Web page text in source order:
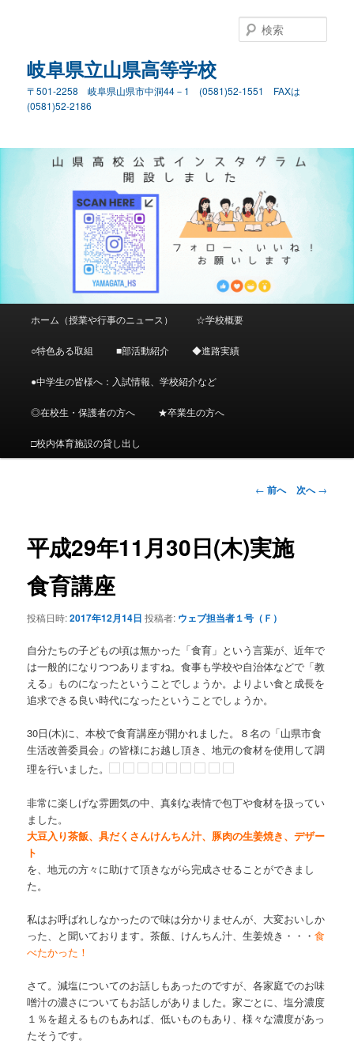
岐阜県立山県高等学校
〒501-2258 岐阜県山県市中洞44－1 (0581)52-1551 FAXは
(0581)52-2186
索
メ
イ
ン
コ
ン
ツ
へ
移
動
ホーム（授業や行事のニュース） ☆学校概要
○特色ある取組 ■部活動紹介 ◆進路実績
●中学生の皆様へ：入試情報、学校紹介など
◎在校生・保護者の方へ ★卒業生の方へ
□校内体育施設の貸し出し
投
ビ
ゲ
ン
← 前へ 次へ→
平成29年11月30日(木)実施
食育講座
投稿日時:2017年12月14日 投稿者: ウェブ担当者１号（Ｆ）
自分たちの子どもの頃は無かった「食育」という言葉が、近年で
は一般的になりつつありますね。食事も学校や自治体などで「教
える」ものになったということでしょうか。よりよい食と成長を
追求できる良い時代になったということでしょうか。
30日(木)に、本校で食育講座が開かれました。８名の「山県市食
生活改善委員会」の皆様にお越し頂き、地元の食材を使用して調
理を行いました。
非常に楽しげな雰囲気の中、真剣な表情で包丁や食材を扱ってい
ました。
大豆入り茶飯、具だくさんけんちん汁、豚肉の生姜焼き、デザー
ト
を、地元の方々に助けて頂きながら完成させることができまし
た。
私はお呼ばれしなかったので味は分かりませんが、大変おいしか
った、と聞いております。茶飯、けんちん汁、生姜焼き・・・食
べたかった！
さて。減塩についてのお話しもあったのですが、各家庭でのお味
噌汁の濃さについてもお話しがありました。家ごとに、塩分濃度
１％を超えるものもあれば、低いものもあり、様々な濃度があっ
たそうです。